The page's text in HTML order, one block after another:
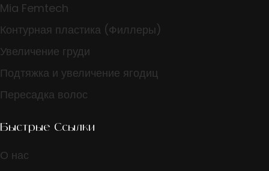
Mia Femtech
Контурная пластика (Филлеры)
Увеличение груди
Подтяжка и увеличение ягодиц
Пересадка волос
Быстрые Ссылки
О нас